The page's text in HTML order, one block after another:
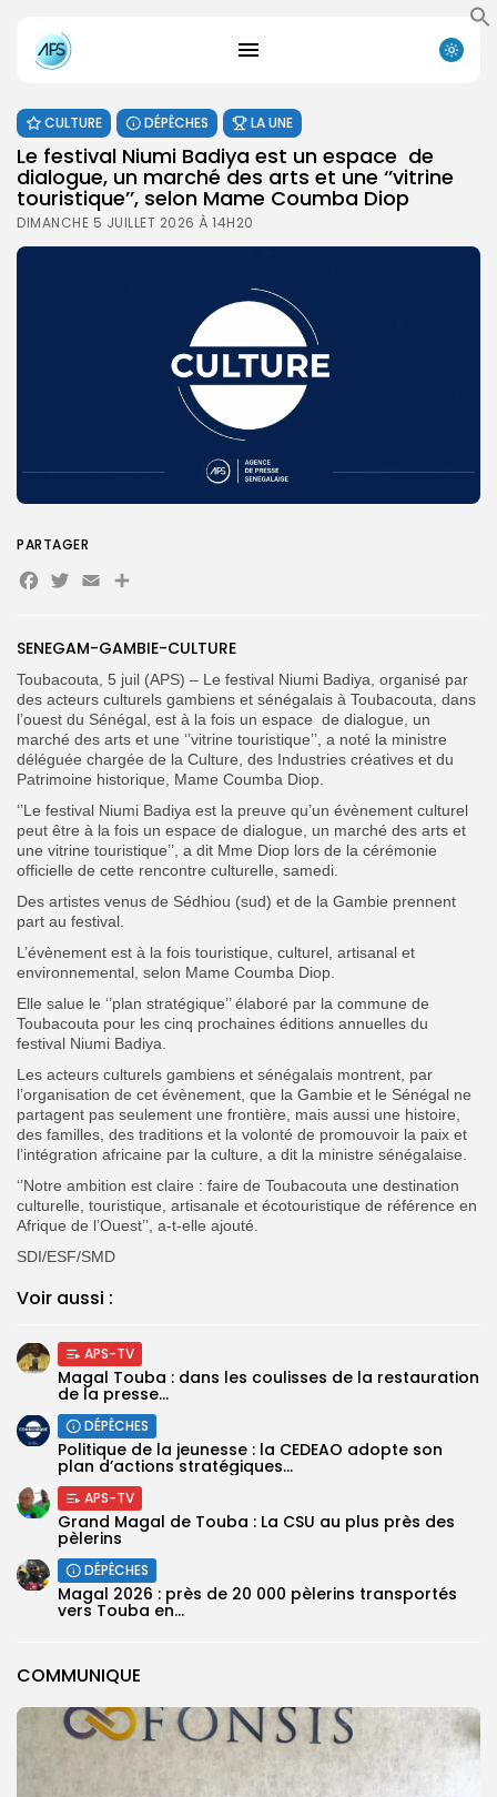
Search
CULTURE DÉPÊCHES LA UNE
Le festival Niumi Badiya est un espace de
dialogue, un marché des arts et une ‘’vitrine
touristique’’, selon Mame Coumba Diop
DIMANCHE 5 JUILLET 2026 À 14H20
COMMUNIQUE
SENEGAM-GAMBIE-CULTURE
Toubacouta, 5 juil (APS) – Le festival Niumi Badiya, organisé par
des acteurs culturels gambiens et sénégalais à Toubacouta, dans
l’ouest du Sénégal, est à la fois un espace de dialogue, un
marché des arts et une ‘’vitrine touristique’’, a noté la ministre
déléguée chargée de la Culture, des Industries créatives et du
Patrimoine historique, Mame Coumba Diop.
‘’Le festival Niumi Badiya est la preuve qu’un évènement culturel
peut être à la fois un espace de dialogue, un marché des arts et
une vitrine touristique’’, a dit Mme Diop lors de la cérémonie
officielle de cette rencontre culturelle, samedi.
Des artistes venus de Sédhiou (sud) et de la Gambie prennent
part au festival.
L’évènement est à la fois touristique, culturel, artisanal et
environnemental, selon Mame Coumba Diop.
Elle salue le ‘’plan stratégique’’ élaboré par la commune de
Toubacouta pour les cinq prochaines éditions annuelles du
festival Niumi Badiya.
Les acteurs culturels gambiens et sénégalais montrent, par
l’organisation de cet évènement, que la Gambie et le Sénégal ne
partagent pas seulement une frontière, mais aussi une histoire,
des familles, des traditions et la volonté de promouvoir la paix et
l’intégration africaine par la culture, a dit la ministre sénégalaise.
‘’Notre ambition est claire : faire de Toubacouta une destination
culturelle, touristique, artisanale et écotouristique de référence en
Afrique de l’Ouest’’, a-t-elle ajouté.
SDI/ESF/SMD
Voir aussi :
APS-TV
Magal Touba : dans les coulisses de la restauration
de la presse...
DÉPÊCHES
Politique de la jeunesse : la CEDEAO adopte son
plan d’actions stratégiques...
APS-TV
Grand Magal de Touba : La CSU au plus près des
pèlerins
DÉPÊCHES
Magal 2026 : près de 20 000 pèlerins transportés
vers Touba en...
PARTAGER
Facebook
Twitter
EmailPartager